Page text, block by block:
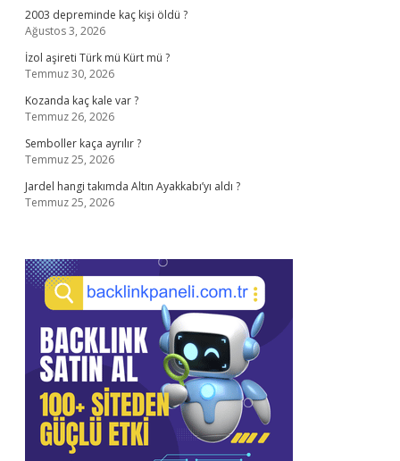
2003 depreminde kaç kişi öldü ?
Ağustos 3, 2026
İzol aşireti Türk mü Kürt mü ?
Temmuz 30, 2026
Kozanda kaç kale var ?
Temmuz 26, 2026
Semboller kaça ayrılır ?
Temmuz 25, 2026
Jardel hangi takımda Altın Ayakkabı’yı aldı ?
Temmuz 25, 2026